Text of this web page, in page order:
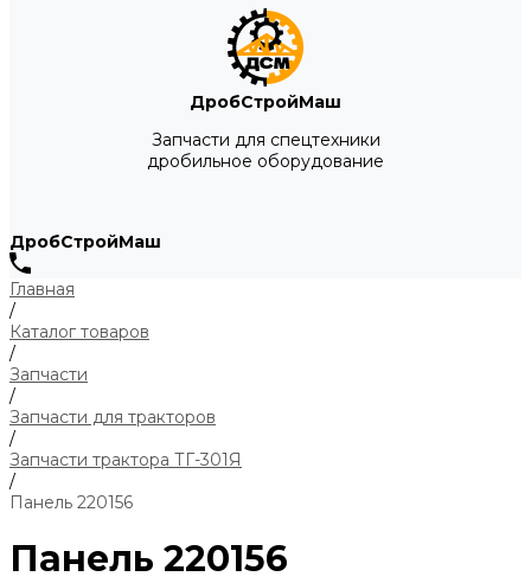
ДробСтройМаш
Запчасти для спецтехники
дробильное оборудование
ДробСтройМаш
Главная
/
Каталог товаров
/
Запчасти
/
Запчасти для тракторов
/
Запчасти трактора ТГ-301Я
/
Панель 220156
Панель 220156